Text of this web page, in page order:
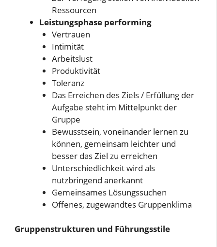
Ressourcen
Leistungsphase performing
Vertrauen
Intimität
Arbeitslust
Produktivität
Toleranz
Das Erreichen des Ziels / Erfüllung der
Aufgabe steht im Mittelpunkt der
Gruppe
Bewusstsein, voneinander lernen zu
können, gemeinsam leichter und
besser das Ziel zu erreichen
Unterschiedlichkeit wird als
nutzbringend anerkannt
Gemeinsames Lösungssuchen
Offenes, zugewandtes Gruppenklima
Gruppenstrukturen und Führungsstile